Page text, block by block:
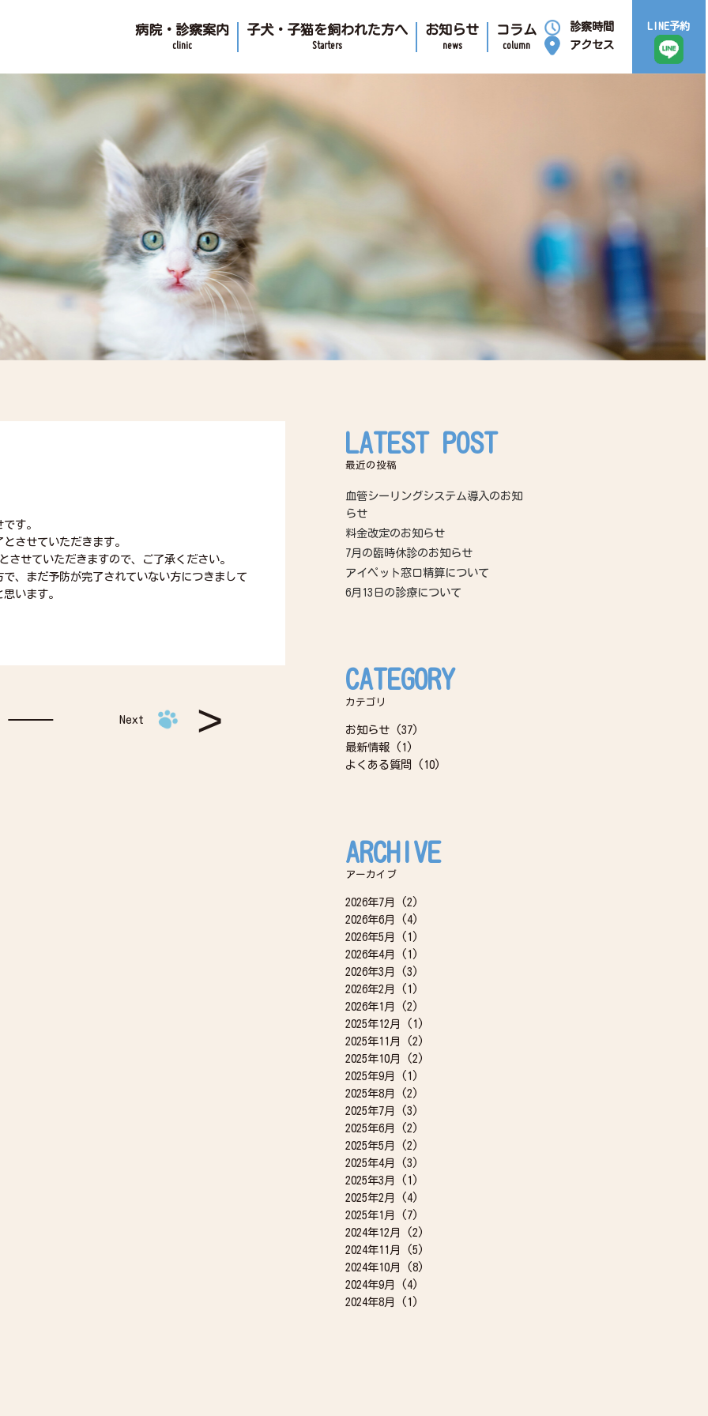
病院・診察案内
clinic
子犬・子猫を飼われた方へ
Starters
お知らせ
news
コラム
column
診察時間
アクセス
LINE予約
す。
させていただきます。
させていただきますので、ご了承ください。
、まだ予防が完了されていない方につきまして
います。
Next
LATEST POST
最近の投稿
血管シーリングシステム導入のお知
らせ
料金改定のお知らせ
7月の臨時休診のお知らせ
アイペット窓口精算について
6月13日の診療について
CATEGORY
カテゴリ
お知らせ(37)
最新情報(1)
よくある質問
(10)
ARCHIVE
アーカイブ
2026年7月
(2)
2026年6月
(4)
2026年5月
(1)
2026年4月
(1)
2026年3月
(3)
2026年2月
(1)
2026年1月
(2)
2025年12月
(1)
2025年11月
(2)
2025年10月
(2)
2025年9月
(1)
2025年8月
(2)
2025年7月
(3)
2025年6月
(2)
2025年5月
(2)
2025年4月
(3)
2025年3月
(1)
2025年2月
(4)
2025年1月
(7)
2024年12月
(2)
2024年11月
(5)
2024年10月
(8)
2024年9月
(4)
2024年8月
(1)